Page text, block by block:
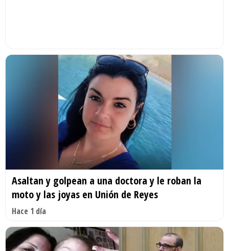
Asaltan y golpean a una doctora y le roban la
moto y las joyas en Unión de Reyes
Hace 1 día